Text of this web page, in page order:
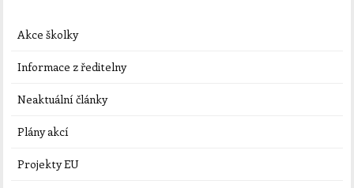
Akce školky
Informace z ředitelny
Neaktuální články
Plány akcí
Projekty EU